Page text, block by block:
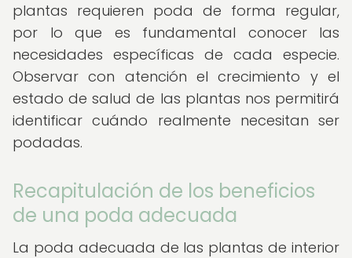
plantas requieren poda de forma regular,
por lo que es fundamental conocer las
necesidades específicas de cada especie.
Observar con atención el crecimiento y el
estado de salud de las plantas nos permitirá
identificar cuándo realmente necesitan ser
podadas.
Recapitulación de los beneficios
de una poda adecuada
La poda adecuada de las plantas de interior